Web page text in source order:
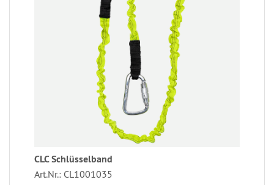
CLC Schlüsselband
Art.Nr.: CL1001035